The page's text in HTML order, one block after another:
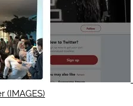
(IMAGES)